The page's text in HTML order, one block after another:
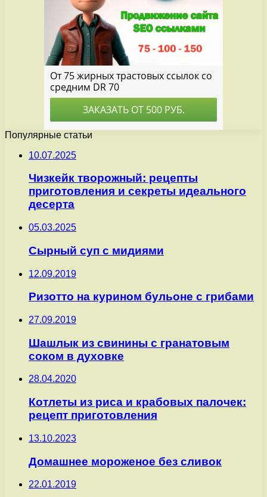
Популярные статьи
10.07.2025
Чизкейк творожный: рецепты
приготовления и секреты идеального
десерта
05.03.2025
Сырный суп с мидиями
12.09.2019
Ризотто на курином бульоне с грибами
27.09.2019
Шашлык из свинины с гранатовым
соком в духовке
28.04.2020
Котлеты из риса и крабовых палочек:
рецепт приготовления
13.10.2023
Домашнее мороженое без сливок
22.01.2019